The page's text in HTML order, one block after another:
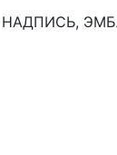
НАДПИСЬ,